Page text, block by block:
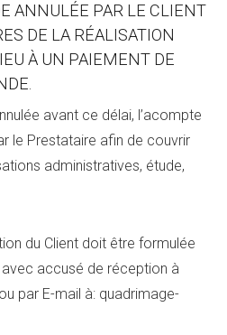
ANNULÉE PAR LE CLIENT
DE LA RÉALISATION
À UN PAIEMENT DE
avant ce délai, l’acompte
le Prestataire afin de couvrir
administratives, étude,
du Client doit être formulée
accusé de réception à
par E-mail à: quadrimage-